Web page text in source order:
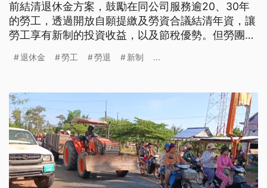
前結清退休金方案，鼓勵在同公司服務逾20、30年
的勞工，透過開放自願提繳及勞資合議結清年資，讓
勞工享有新制的投資收益，以及節稅優勢。但勞團認
才可，建議入法才能保障勞權。
退休金 勞工 勞退 新制 ...